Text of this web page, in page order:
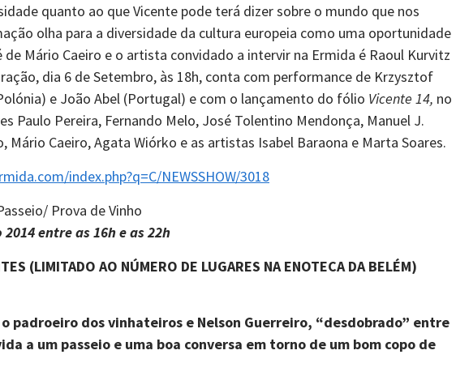
quanto ao que Vicente pode terá dizer sobre o mundo que nos
olha para a diversidade da cultura europeia como uma oportunidade
de Mário Caeiro e o artista convidado a intervir na Ermida é Raoul Kurvitz
dia 6 de Setembro, às 18h, conta com performance de Krzysztof
e João Abel (Portugal) e com o lançamento do fólio Vicente 14, no
Paulo Pereira, Fernando Melo, José Tolentino Mendonça, Manuel J.
Mário Caeiro, Agata Wiórko e as artistas Isabel Baraona e Marta Soares.
index.php?q=C/NEWSSHOW/3018
Prova de Vinho
entre as 16h e as 22h
(LIMITADO AO NÚMERO DE LUGARES NA ENOTECA DA BELÉM)
padroeiro dos vinhateiros e Nelson Guerreiro, “desdobrado” entre
a um passeio e uma boa conversa em torno de um bom copo de